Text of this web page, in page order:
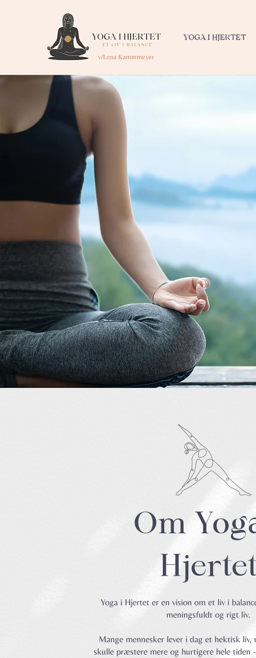
v/Lena Kammmeyer
YOGA I HJERTET
Om
Yoga i Hjertet er en vision om et liv i
meningsfuldt og rigt liv.
Mange mennesker lever i dag et hektisk liv,
skulle præstere mere og hurtigere hele tiden